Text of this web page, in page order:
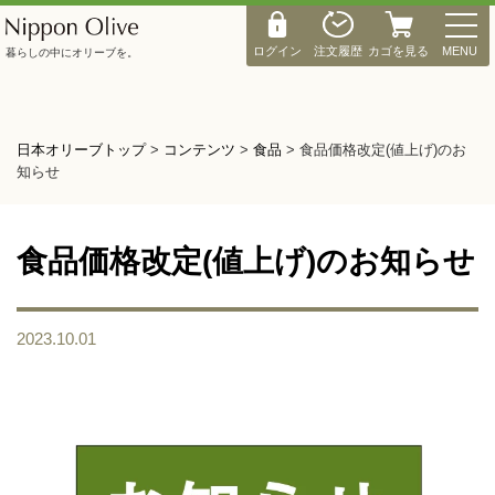
ログイン 注文履歴 カゴを見る
M
E
N
MENU
暮らしの中にオリーブを。
日本オリーブトップ> コンテンツ > 食品 > 食品価格改定(値上げ)のお
知らせ
食品価格改定(値上げ)のお知らせ
2023.10.01